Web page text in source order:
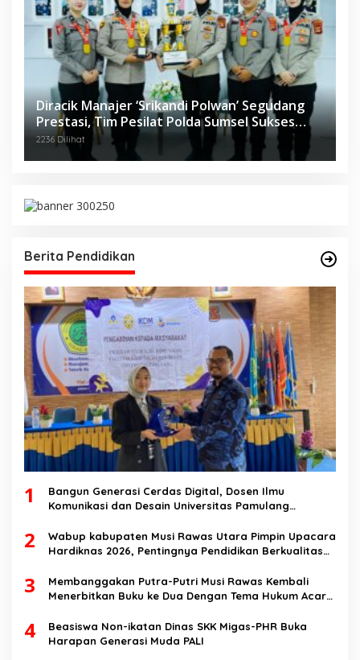
Diracik Manajer ‘Srikandi Polwan’ Segudang
Prestasi, Tim Pesilat Polda Sumsel Sukses
Diajang Kejurnas Menpora Cup II 2024
2236 Dilihat
Berita Pendidikan
1
Bangun Generasi Cerdas Digital, Dosen Ilmu
Komunikasi dan Desain Universitas Pamulang
Speech di SMK Ikhlas Jawilan
2
Wabup kabupaten Musi Rawas Utara Pimpin Upacara
Hardiknas 2026, Pentingnya Pendidikan Berkualitas
3
Membanggakan Putra-Putri Musi Rawas Kembali
Menerbitkan Buku ke Dua Dengan Tema Hukum Acara
4
Beasiswa Non-ikatan Dinas SKK Migas-PHR Buka
Harapan Generasi Muda PALI